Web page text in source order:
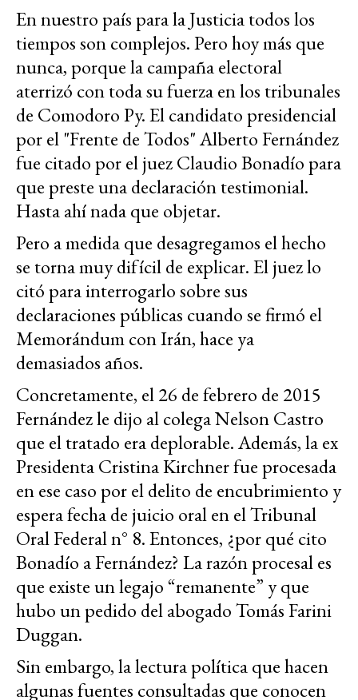
En nuestro país para la Justicia todos los
tiempos son complejos. Pero hoy más que
nunca, porque la campaña electoral
aterrizó con toda su fuerza en los tribunales
de Comodoro Py. El candidato presidencial
por el "Frente de Todos" Alberto Fernández
fue citado por el juez Claudio Bonadío para
que preste una declaración testimonial.
Hasta ahí nada que objetar.
Pero a medida que desagregamos el hecho
se torna muy difícil de explicar. El juez lo
citó para interrogarlo sobre sus
declaraciones públicas cuando se firmó el
Memorándum con Irán, hace ya
demasiados años.
Concretamente, el 26 de febrero de 2015
Fernández le dijo al colega Nelson Castro
que el tratado era deplorable. Además, la ex
Presidenta Cristina Kirchner fue procesada
en ese caso por el delito de encubrimiento y
espera fecha de juicio oral en el Tribunal
Oral Federal n° 8. Entonces, ¿por qué cito
Bonadío a Fernández? La razón procesal es
que existe un legajo “remanente” y que
hubo un pedido del abogado Tomás Farini
Duggan.
Sin embargo, la lectura política que hacen
algunas fuentes consultadas que conocen